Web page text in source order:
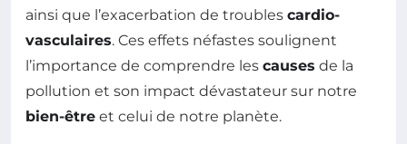
ainsi que l’exacerbation de troubles cardio-
vasculaires. Ces effets néfastes soulignent
l’importance de comprendre les causes de la
pollution et son impact dévastateur sur notre
bien-être et celui de notre planète.